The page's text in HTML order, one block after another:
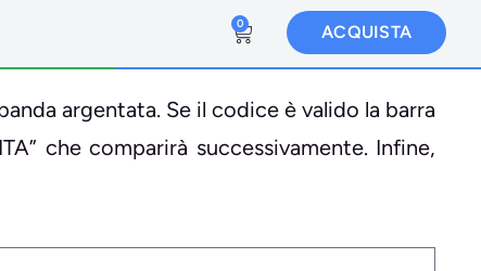
0 ACQUISTA
argentata. Se il codice è valido la barra
che comparirà successivamente. Infine,